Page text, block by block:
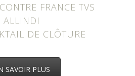
FRANCE TVS
ALLINDI
DE CLÔTURE
SAVOIR PLUS